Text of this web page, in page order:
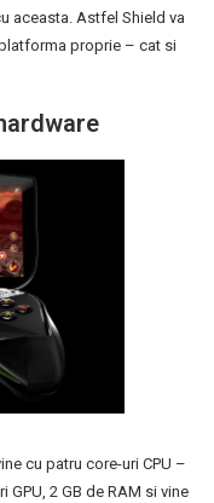
aceasta. Astfel Shield va
proprie – cat si
cu patru core-uri CPU –
2 GB de RAM si vine